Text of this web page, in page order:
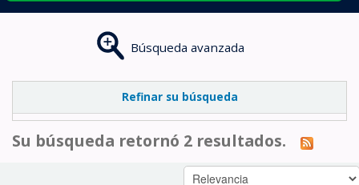
Búsqueda avanzada
Refinar su búsqueda
Su búsqueda retornó 2 resultados.